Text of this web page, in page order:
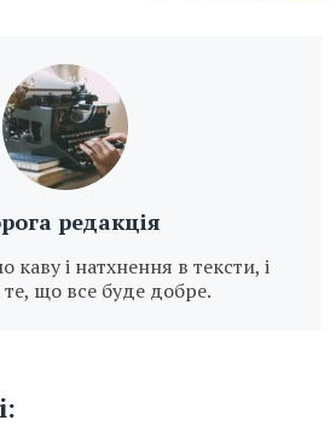
редакція
і натхнення в тексти, і
що все буде добре.